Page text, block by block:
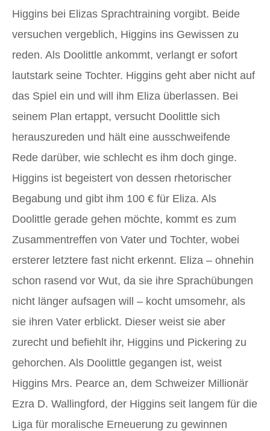
Higgins bei Elizas Sprachtraining vorgibt. Beide
versuchen vergeblich, Higgins ins Gewissen zu
reden. Als Doolittle ankommt, verlangt er sofort
lautstark seine Tochter. Higgins geht aber nicht auf
das Spiel ein und will ihm Eliza überlassen. Bei
seinem Plan ertappt, versucht Doolittle sich
herauszureden und hält eine ausschweifende
Rede darüber, wie schlecht es ihm doch ginge.
Higgins ist begeistert von dessen rhetorischer
Begabung und gibt ihm 100 € für Eliza. Als
Doolittle gerade gehen möchte, kommt es zum
Zusammentreffen von Vater und Tochter, wobei
ersterer letztere fast nicht erkennt. Eliza – ohnehin
schon rasend vor Wut, da sie ihre Sprachübungen
nicht länger aufsagen will – kocht umsomehr, als
sie ihren Vater erblickt. Dieser weist sie aber
zurecht und befiehlt ihr, Higgins und Pickering zu
gehorchen. Als Doolittle gegangen ist, weist
Higgins Mrs. Pearce an, dem Schweizer Millionär
Ezra D. Wallingford, der Higgins seit langem für die
Liga für moralische Erneuerung zu gewinnen